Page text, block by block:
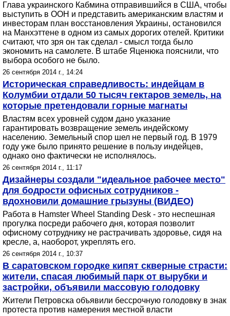
Глава украинского Кабмина отправившийся в США, чтобы
выступить в ООН и представить американским властям и
инвесторам план восстановления Украины, остановился
на Манхэттене в одном из самых дорогих отелей. Критики
считают, что зря он так сделал - смысл тогда было
экономить на самолете. В штабе Яценюка пояснили, что
выбора особого не было.
26 сентября 2014 г., 14:24
Историческая справедливость: индейцам в
Колумбии отдали 50 тысяч гектаров земель, на
которые претендовали горные магнаты
Властям всех уровней судом дано указание
гарантировать возвращение земель индейскому
населению. Земельный спор шел не первый год. В 1979
году уже было принято решение в пользу индейцев,
однако оно фактически не исполнялось.
26 сентября 2014 г., 11:17
Дизайнеры создали "идеальное рабочее место"
для бодрости офисных сотрудников -
вдохновили домашние грызуны (ВИДЕО)
Работа в Hamster Wheel Standing Desk - это неспешная
прогулка посреди рабочего дня, которая позволит
офисному сотруднику не растрачивать здоровье, сидя на
кресле, а, наоборот, укреплять его.
26 сентября 2014 г., 10:37
В саратовском городке кипят скверные страсти:
жители, спасая любимый парк от вырубки и
застройки, объявили массовую голодовку
Жители Петровска объявили бессрочную голодовку в знак
протеста против намерения местной власти